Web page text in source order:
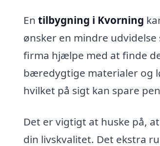
En tilbygning i Kvorning
ønsker en mindre
firma hjælpe med at finde
bæredygtige materialer og
hvilket på sigt kan spare
Det er vigtigt at huske på,
din livskvalitet. Det ekstra